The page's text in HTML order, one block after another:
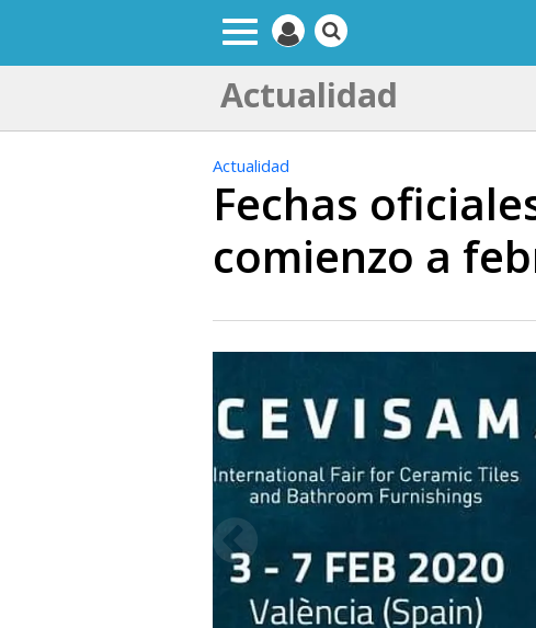
Actualidad
Actualidad
Fechas
comienzo a